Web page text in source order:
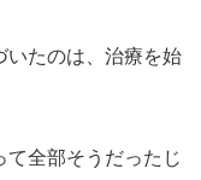
いたのは、治療を始
て全部そうだったじ